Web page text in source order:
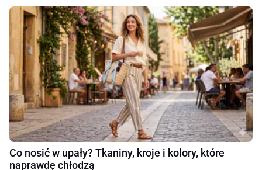
Co nosić w upały? Tkaniny, kroje i kolory, które
naprawdę chłodzą